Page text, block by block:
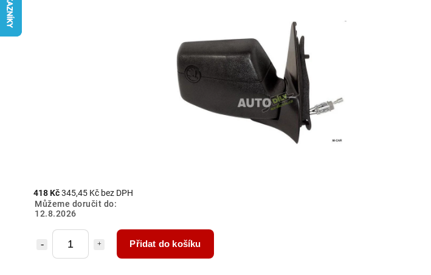
418 Kč345,45 Kč bez DPH
Můžeme doručit do:
12.8.2026
Přidat do košíku